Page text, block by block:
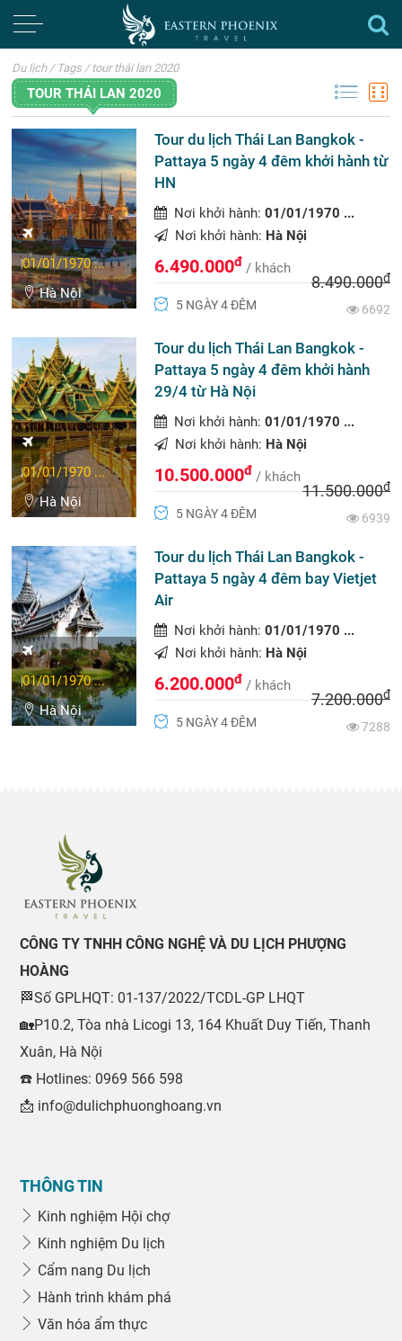
Du lịch / Tags / tour thái lan 2020
TOUR THÁI LAN 2020
01/01/1970 ...
Hà Nội
Tour du lịch Thái Lan Bangkok -
Pattaya 5 ngày 4 đêm khởi hành từ
HN
Nơi khởi hành:01/01/1970 ...
Nơi khởi hành: Hà Nội
6.490.000đ / khách
8.490.000đ
5 NGÀY 4 ĐÊM
6692
01/01/1970 ...
Hà Nội
Tour du lịch Thái Lan Bangkok -
Pattaya 5 ngày 4 đêm khởi hành
29/4 từ Hà Nội
Nơi khởi hành:01/01/1970 ...
Nơi khởi hành: Hà Nội
10.500.000đ / khách
11.500.000đ
5 NGÀY 4 ĐÊM
6939
01/01/1970 ...
Hà Nội
Tour du lịch Thái Lan Bangkok -
Pattaya 5 ngày 4 đêm bay Vietjet
Air
Nơi khởi hành:01/01/1970 ...
Nơi khởi hành: Hà Nội
6.200.000đ / khách
7.200.000đ
5 NGÀY 4 ĐÊM
7288
CÔNG TY TNHH CÔNG NGHỆ VÀ DU LỊCH PHƯỢNG
HOÀNG
🏁Số GPLHQT: 01-137/2022/TCDL-GP LHQT
🏡P10.2, Tòa nhà Licogi 13, 164 Khuất Duy Tiến, Thanh
Xuân, Hà Nội
☎️ Hotlines: 0969 566 598
📩 info@dulichphuonghoang.vn
THÔNG TIN
Kinh nghiệm Hội chợ
Kinh nghiệm Du lịch
Cẩm nang Du lịch
Hành trình khám phá
Văn hóa ẩm thực